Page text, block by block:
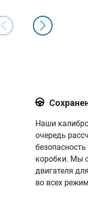
Наши
очередь
коробки. Мы
двигателя
во всех